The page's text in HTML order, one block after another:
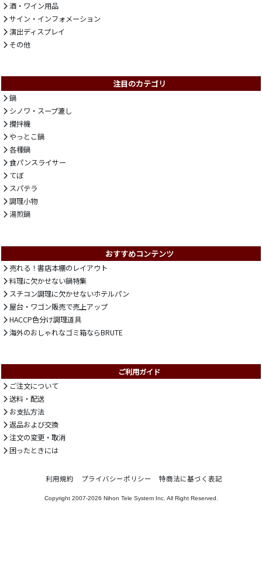
酒・ワイン用品
サイン・インフォメーション
演出ディスプレイ
その他
注目のカテゴリ
鍋
シノワ・スープ漉し
攪拌機
やっとこ鍋
各種鍋
食パンスライサー
てぼ
スパテラ
調理小物
湯煎鍋
おすすめコンテンツ
売れる！書店本棚のレイアウト
料理に欠かせない鍋特集
スチコン調理に欠かせないホテルパン
屋台・ワゴン販売で売上アップ
HACCP色分け調理道具
海外のおしゃれなゴミ箱ならBRUTE
ご利用ガイド
ご注文について
送料・配送
お支払方法
返品および交換
注文の変更・取消
困ったときには
利用規約 プライバシーポリシー 特商法に基づく表記
Copyright 2007-2026 Nihon Tele System Inc. All Right Reserved.